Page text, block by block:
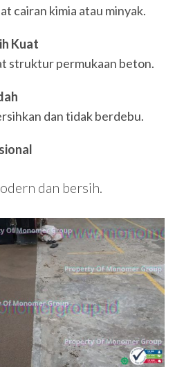
cairan kimia atau minyak.
Kuat
struktur permukaan beton.
dan tidak berdebu.
dan bersih.